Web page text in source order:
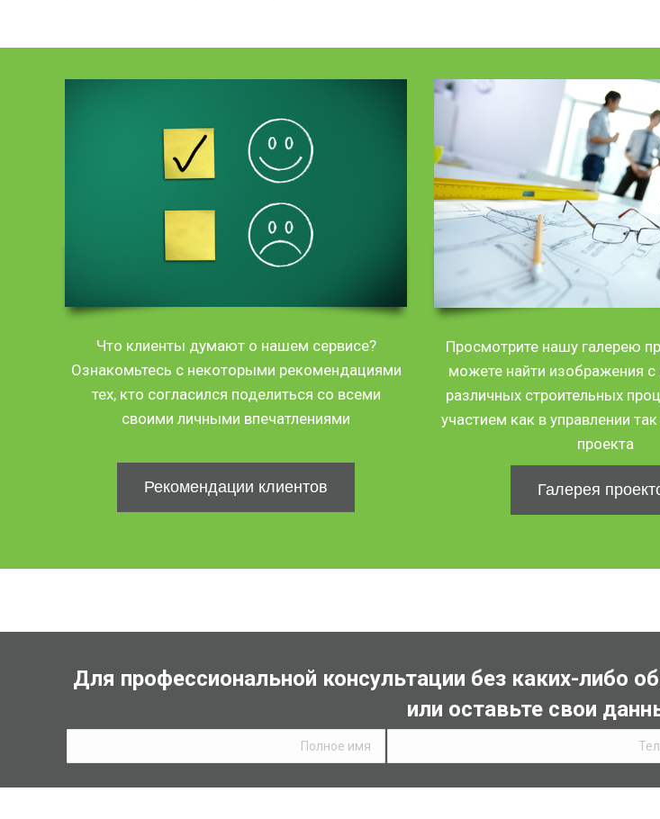
Просмотрите нашу галерею
можете найти изображения с
различных строительных
участием как в управлении
проекта
Галерея
Что клиенты думают о нашем сервисе?
Ознакомьтесь с некоторыми рекомендациями
тех, кто согласился поделиться со всеми
своими личными впечатлениями
Рекомендации клиентов
Для профессиональной консультации без каких-либо
или оставьте свои